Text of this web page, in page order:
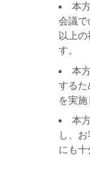
本
会議で
以上
す。
本
するた
を実施
本
し、
にも十